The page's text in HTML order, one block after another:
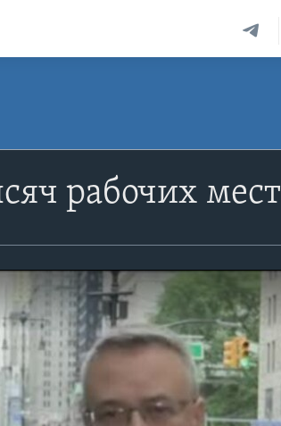
рабочих мест